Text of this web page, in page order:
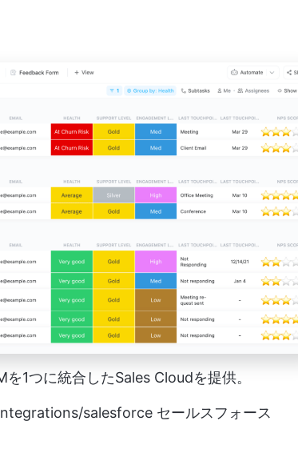
を1つに統合したSales Cloudを提供。
salesforce セールスフォース